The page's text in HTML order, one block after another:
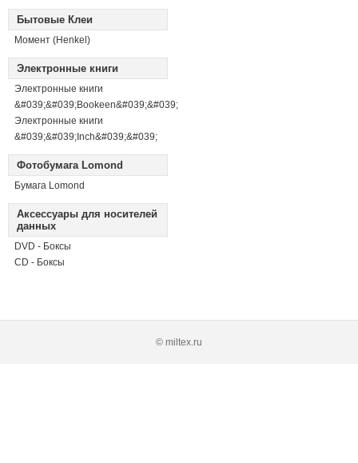
Бытовые Клеи
Момент (Henkel)
Электронные книги
Электронные книги
&#039;&#039;Bookeen&#039;&#039;
Электронные книги
&#039;&#039;Inch&#039;&#039;
Фотобумага Lomond
Бумага Lomond
Аксессуары для носителей
данных
DVD - Боксы
CD - Боксы
© miltex.ru